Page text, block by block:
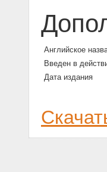
Английское
Введен в
Дата издания